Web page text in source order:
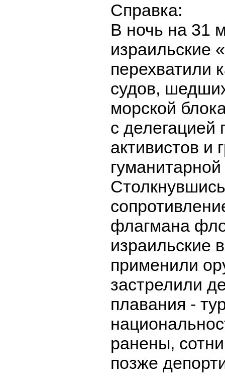
Справка:
В ночь на 31
израильские
перехватили
судов,
морской
с делегацией
активистов и
флагмана
израильские
применили
застрелили
плавания -
ранены,
позже